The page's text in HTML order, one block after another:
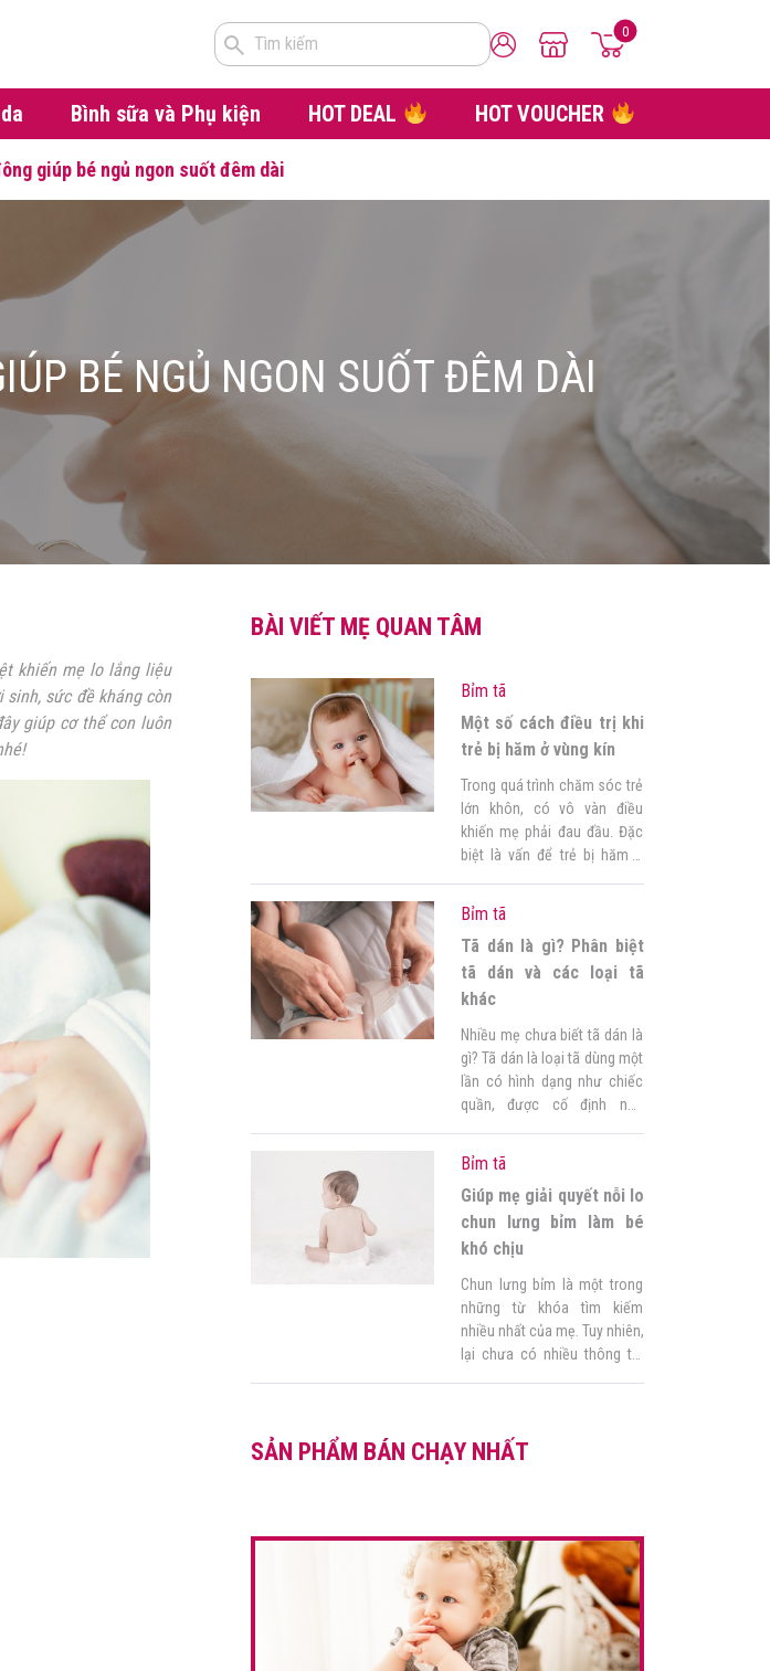
Tìm kiếm
0
Bình sữa và Phụ kiện HOT DEAL HOT VOUCHER
giúp bé ngủ ngon suốt đêm dài
BÉ NGỦ NGON SUỐT ĐÊM DÀI
khiến mẹ lo lắng liệu
sức đề kháng còn
giúp cơ thể con luôn
BÀI VIẾT MẸ QUAN TÂM
Bỉm tã
Một số cách điều trị khi
trẻ bị hăm ở vùng kín
Trong quá trình chăm sóc trẻ
lớn khôn, có vô vàn điều
khiến mẹ phải đau đầu. Đặc
biệt là vấn để trẻ bị hăm ở
người mẹ nào cũng quan
tâm. Qua bài bài viết này sẽ
giúp mẹ tìm ra lý do, cũng
như giải pháp […]
Bỉm tã
Tã dán là gì? Phân biệt
tã dán và các loại tã
khác
Nhiều mẹ chưa biết tã dán là
gì? Tã dán là loại tã dùng một
lần có hình dạng như chiếc
quần, được cố định nhờ
mẹ khó khăn trong việc phân
biệt tã dán và tã quần khác
nhau như thế nào, hay không
biết nên chọn loại […]
Bỉm tã
Giúp mẹ giải quyết nỗi lo
chun lưng bỉm làm bé
khó chịu
Chun lưng bỉm là một trong
những từ khóa tìm kiếm
nhiều nhất của mẹ. Tuy nhiên,
lại chưa có nhiều thông tin
chun lưng co giãn. Làm thế
SẢN PHẨM BÁN CHẠY NHẤT